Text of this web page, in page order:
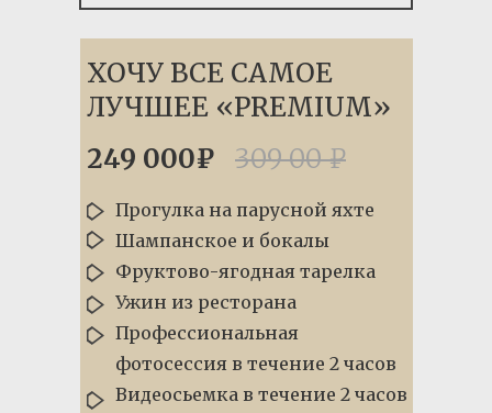
ХОЧУ ВСЕ САМОЕ
ЛУЧШЕЕ «PREMIUM»
Прогулка на парусной яхте
Шампанское и бокалы
Фруктово-ягодная тарелка
Ужин из ресторана
Профессиональная
фотосессия в течение 2 часов
Видеосьемка в течение 2 часов
309 00 ₽
249 000₽